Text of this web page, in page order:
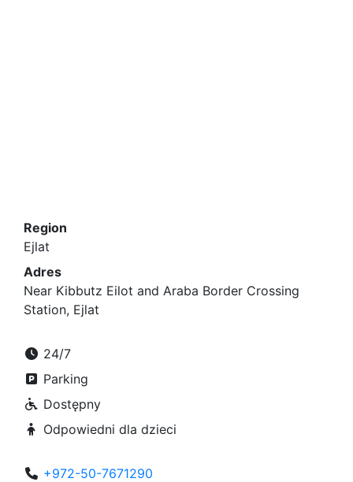
Region
Ejlat
Adres
Near Kibbutz Eilot and Araba Border Crossing
Station, Ejlat
24/7
Parking
Dostępny
Odpowiedni dla dzieci
+972-50-7671290